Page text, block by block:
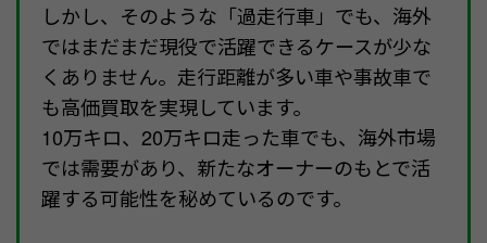
しかし、そのような「過走行車」でも、海外
ではまだまだ現役で活躍できるケースが少な
くありません。走行距離が多い車や事故車で
も高価買取を実現しています。
10万キロ、20万キロ走った車でも、海外市場
では需要があり、新たなオーナーのもとで活
躍する可能性を秘めているのです。